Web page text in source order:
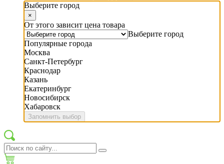
Выберите город
×
От этого зависит цена товара
Выберите город
Популярные города
Москва
Санкт-Петербург
Краснодар
Казань
Екатеринбург
Новосибирск
Хабаровск
Запомнить выбор